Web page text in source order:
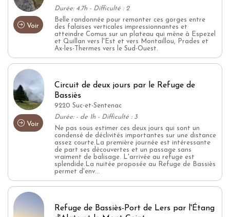
Voir
Durée: 4.7h - Difficulté : 2
Belle randonnée pour remonter ces gorges entre
des falaises verticales impressionnantes et
atteindre Comus sur un plateau qui mène à Espezel
et Quillan vers l'Est et vers Montaillou, Prades et
Ax-les-Thermes vers le Sud-Ouest.
Voir
Circuit de deux jours par le Refuge de
Bassiès
9220 Suc-et-Sentenac
Durée: - de 1h - Difficulté : 3
Ne pas sous estimer ces deux jours qui sont un
condensé de déclivités importantes sur une distance
assez courte.La première journée est intéressante
de part ses découvertes et un passage sans
vraiment de balisage. L'arrivée au refuge est
splendide.La nuitée proposée au Refuge de Bassiès
permet d'env...
Refuge de Bassiès-Port de Lers par l'Étang